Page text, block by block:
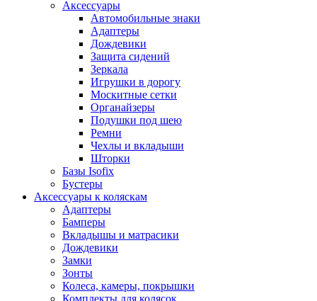
Аксессуары
Автомобильные знаки
Адаптеры
Дождевики
Защита сидений
Зеркала
Игрушки в дорогу
Москитные сетки
Органайзеры
Подушки под шею
Ремни
Чехлы и вкладыши
Шторки
Базы Isofix
Бустеры
Аксессуары к коляскам
Адаптеры
Бамперы
Вкладышы и матрасики
Дождевики
Замки
Зонты
Колеса, камеры, покрышки
Комплекты для колясок